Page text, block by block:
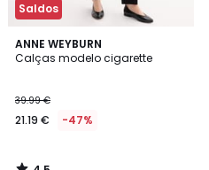
Saldos
ANNE WEYBURN
Calças modelo cigarette
39.99 €
21.19 € -47%
4,5
/ 5